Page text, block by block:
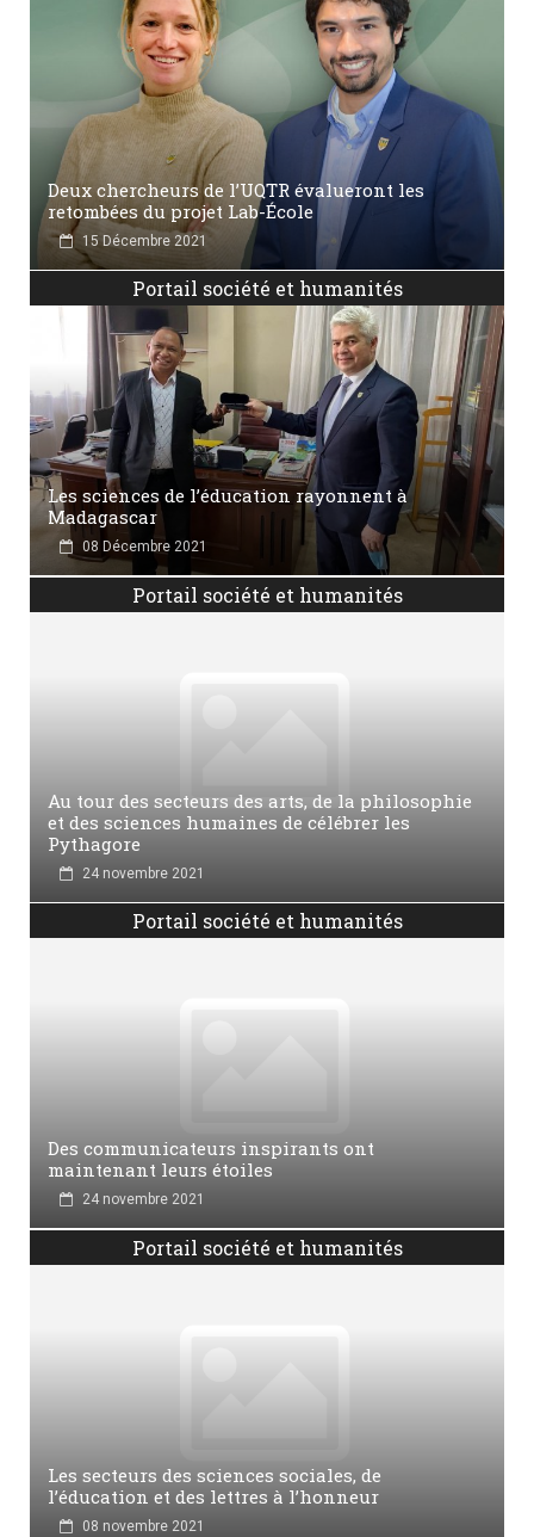
Deux chercheurs de l’UQTR évalueront les
retombées du projet Lab-École
15 Décembre 2021
Portail société et humanités
Les sciences de l’éducation rayonnent à
Madagascar
08 Décembre 2021
Portail société et humanités
Au tour des secteurs des arts, de la philosophie
et des sciences humaines de célébrer les
Pythagore
24 novembre 2021
Portail société et humanités
Des communicateurs inspirants ont
maintenant leurs étoiles
24 novembre 2021
Portail société et humanités
Les secteurs des sciences sociales, de
l’éducation et des lettres à l’honneur
08 novembre 2021